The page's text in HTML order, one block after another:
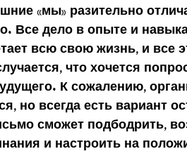
«мы» разительно
Все дело в опыте и
всю свою жизнь, и все
что хочется
К сожалению,
но всегда есть вариант
сможет подбодрить,
и настроить на